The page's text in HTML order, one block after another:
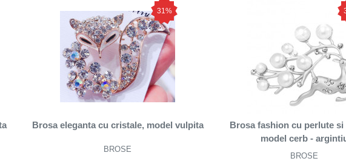
31%
Brosa eleganta cu cristale, model vulpita
BROSE
Brosa fashion cu perlute si
model cerb -
BROSE